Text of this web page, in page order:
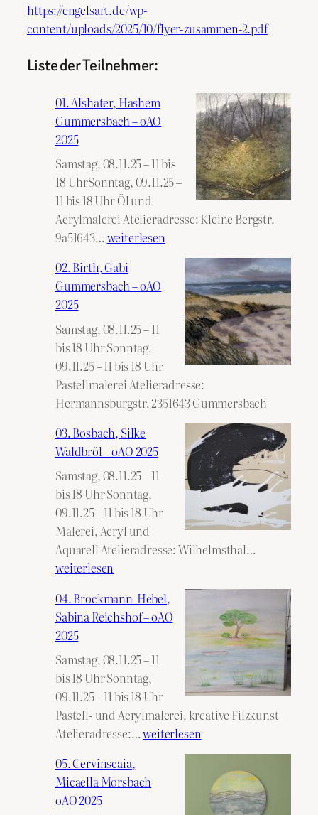
https://engelsart.de/wp-
content/uploads/2025/10/flyer-zusammen-2.pdf
Liste der Teilnehmer:
01. Alshater, Hashem
Gummersbach – oAO
2025
Samstag, 08.11.25 – 11 bis
18 UhrSonntag, 09.11.25 –
11 bis 18 Uhr Öl und
Acrylmalerei Atelieradresse: Kleine Bergstr.
9a51643… 01.
Hashem
Gummersbach
oAO
2025
weiterlesen
02. Birth, Gabi
Gummersbach – oAO
2025
Samstag, 08.11.25 – 11
bis 18 Uhr Sonntag,
09.11.25 – 11 bis 18 Uhr
Pastellmalerei Atelieradresse:
Hermannsburgstr. 2351643 Gummersbach
03. Bosbach, Silke
Waldbröl – oAO 2025
Samstag, 08.11.25 – 11
bis 18 Uhr Sonntag,
09.11.25 – 11 bis 18 Uhr
Malerei, Acryl und
Aquarell Atelieradresse: Wilhelmsthal…
Silke
Waldbröl
–
oAO
weiterlesen
04. Brockmann-Hebel,
Sabina Reichshof – oAO
2025
Samstag, 08.11.25 – 11
bis 18 Uhr Sonntag,
09.11.25 – 11 bis 18 Uhr
Pastell- und Acrylmalerei, kreative Filzkunst
Atelieradresse:…04.
Brockmann-
Sabina
weiterlesen
05. Cervinscaia,
Micaella Morsbach
oAO 2025